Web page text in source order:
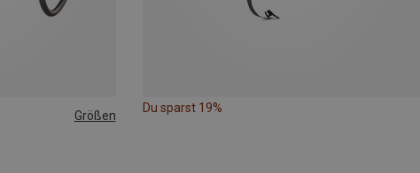
Größen
Du sparst 19%